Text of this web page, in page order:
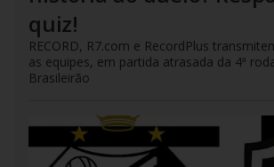
quiz!
RECORD, R7.com e RecordPlus
as equipes, em partida atrasada da 4ª
Brasileirão